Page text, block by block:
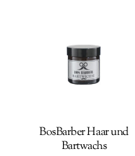
BosBarber Haar und
Bartwachs